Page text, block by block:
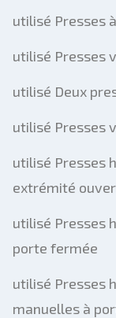
utilisé Presses
utilisé Presses
utilisé Deux
utilisé Presses
utilisé Presses
extrémité
utilisé Presses
porte fermée
utilisé Presses
manuelles à